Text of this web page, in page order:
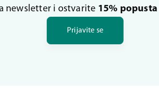
newsletter i ostvarite 15% popusta
Prijavite se